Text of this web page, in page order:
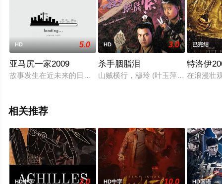
HD 5.0
亚马尻一家2009
故事发生在近未来的日本，政府设立了一块拥有治外法权的特
HD 3.0
杀手胭脂泪
山贼横行，穆玲 (叶玉萍饰) 与父胜
已完结
特洛伊
在浪漫壮
相关推荐
HD中字 2.0 HD中字 10.0 HD国语